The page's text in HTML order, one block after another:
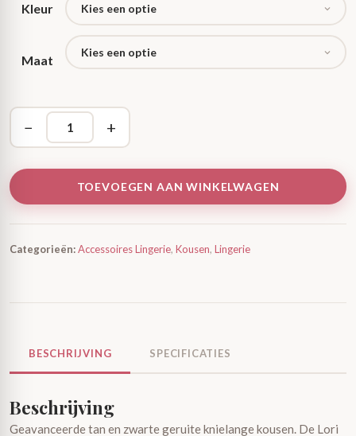
Kleur
Maat
− +
TOEVOEGEN AAN WINKELWAGEN
Categorieën:Accessoires Lingerie, Kousen, Lingerie
BESCHRIJVING SPECIFICATIES
Beschrijving
Geavanceerde tan en zwarte geruite knielange kousen. De Lori